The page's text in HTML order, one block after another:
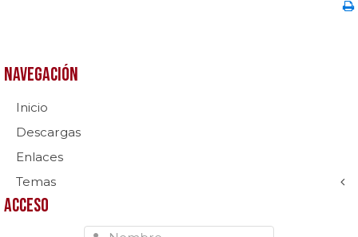
Navegación
Inicio
Descargas
Enlaces
Temas
Acceso